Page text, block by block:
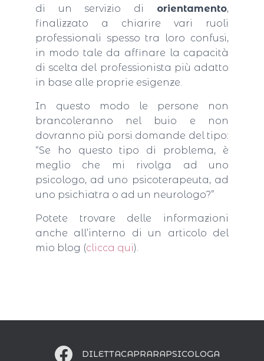
di un servizio di orientamento,
finalizzato a chiarire vari ruoli
professionali spesso tra loro confusi,
in modo tale da affinare la capacità
di scelta del professionista più adatto
in base alle proprie esigenze.
In questo modo le persone non
brancoleranno nel buio e non
dovranno più porsi domande del tipo:
“Se ho questo tipo di problema, è
meglio che mi rivolga ad uno
psicologo, ad uno psicoterapeuta, ad
uno psichiatra o ad un neurologo?”
Potete trovare delle informazioni
anche all’interno di un articolo del
mio blog (clicca qui).
DILETTACAPRARAPSICOLOGA